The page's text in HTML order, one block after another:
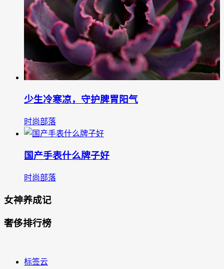
少生冷寒凉，守护脾胃阳气
时尚部落
国产手表什么牌子好
时尚部落
女神养成记
奢侈排行榜
标签云